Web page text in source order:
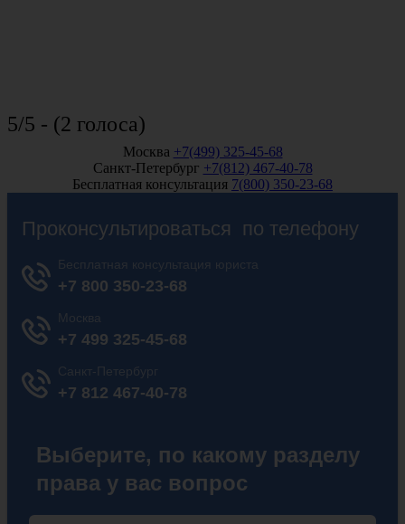
5/5 - (2 голоса)
Москва +7(499) 325-45-68
Санкт-Петербург +7(812) 467-40-78
Бесплатная консультация 7(800) 350-23-68